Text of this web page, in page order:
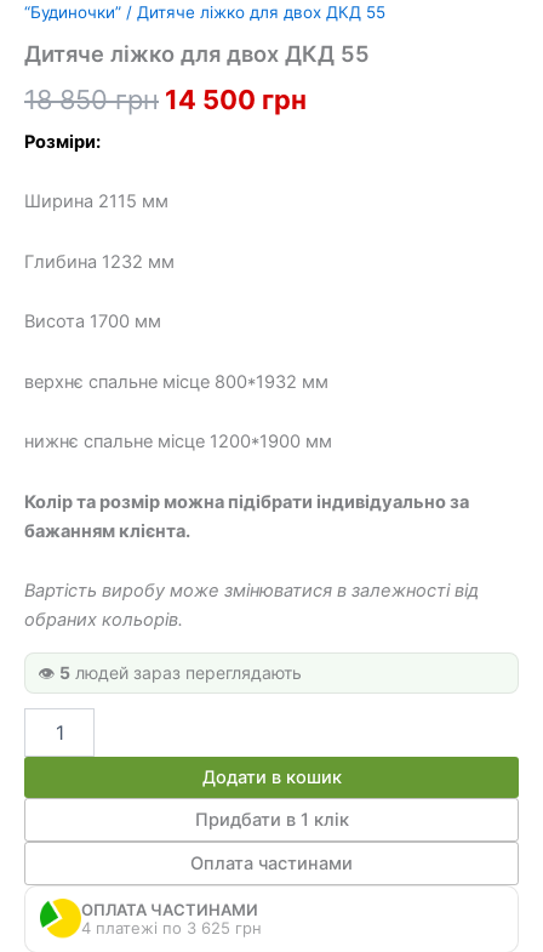
“Будиночки” / Дитяче ліжко для двох ДКД 55
Дитяче ліжко для двох ДКД 55
18 850грн Оригінальна
14 500 грн
Розміри:
Ширина 2115 мм
Глибина 1232 мм
Висота 1700 мм
верхнє спальне місце 800*1932 мм
нижнє спальне місце 1200*1900 мм
Колір та розмір можна підібрати індивідуально за
бажанням клієнта.
Вартість виробу може змінюватися в залежності від
обраних кольорів.
👁️ 5 людей зараз переглядають
ліжко
двох
55
Додати в кошик
Придбати в 1 клік
Оплата частинами
ОПЛАТА ЧАСТИНАМИ
4 платежі по 3 625 грн